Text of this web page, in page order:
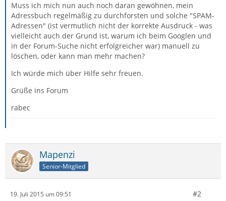
Muss ich mich nun auch noch daran gewöhnen, mein
Adressbuch regelmäßig zu durchforsten und solche "SPAM-
Adressen" (ist vermutlich nicht der korrekte Ausdruck - was
vielleicht auch der Grund ist, warum ich beim Googlen und
in der Forum-Suche nicht erfolgreicher war) manuell zu
löschen, oder kann man mehr machen?
Ich würde mich über Hilfe sehr freuen.
Grüße ins Forum
rabec
Mapenzi
Senior-Mitglied
19. Juli 2015 um 09:51 #2